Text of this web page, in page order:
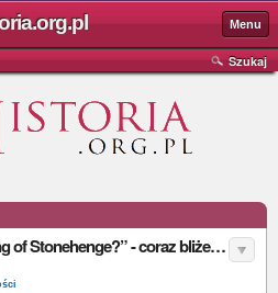
Menu
Szukaj
„What is the meaning of Stonehenge?” - coraz bliżej wyjaśnienia